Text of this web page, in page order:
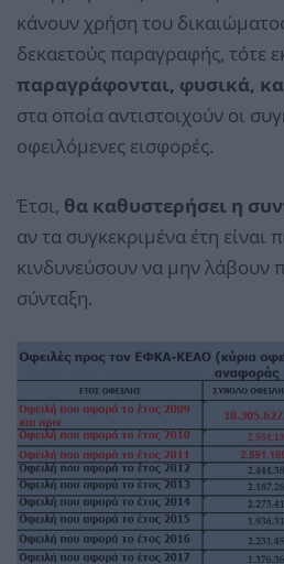
κάνουν χρήση του
δεκαετούς παραγραφής, τότε
παραγράφονται, φυσικά,
στα οποία αντιστοιχούν οι
οφειλόμενες εισφορές.
Έτσι, θα καθυστερήσει η
αν τα συγκεκριμένα έτη είναι
κινδυνεύσουν να μην λάβουν
σύνταξη.